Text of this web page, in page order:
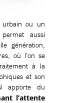
urbain ou un
permet aussi
génération,
où l’on se
à la
et son
apporte du
l’attente